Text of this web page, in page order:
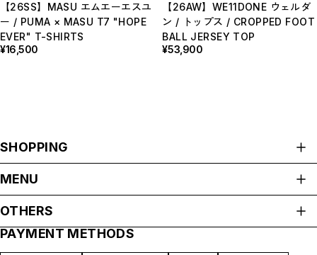
【26SS】MASU エムエーエスユ
ー / PUMA × MASU T7 "HOPE
EVER" T-SHIRTS
¥16,500
【26AW】WE11DONE ウェルダ
ン / トップス / CROPPED FOOT
BALL JERSEY TOP
¥53,900
SHOPPING
MENU
SHOP GUIDE
OTHERS
プライバシーポリシー
特定商取引法に基づく表記
PAYMENT METHODS